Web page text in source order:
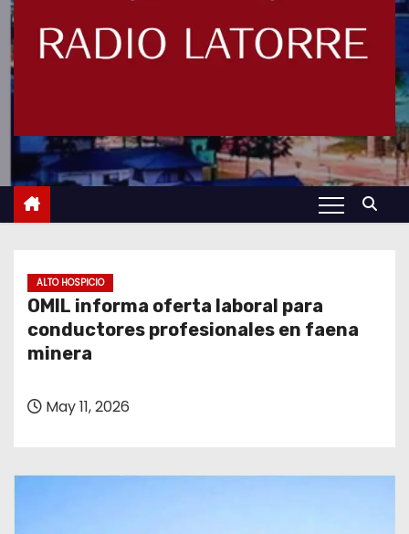
ALTO HOSPICIO
OMIL informa oferta laboral para
conductores profesionales en faena
minera
May 11, 2026